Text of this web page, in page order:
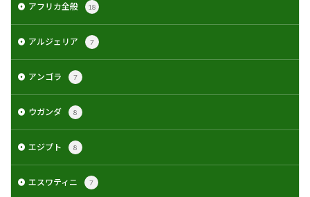
アフリカ全般 18
アルジェリア 7
アンゴラ 7
ウガンダ 8
エジプト 8
エスワティニ 7